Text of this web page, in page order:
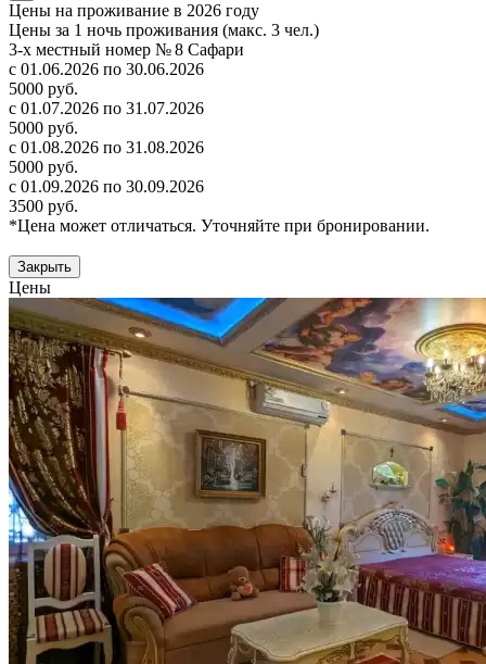
Цены на проживание в 2026 году
Цены за 1 ночь проживания (макс. 3 чел.)
3-х местный номер № 8 Сафари
с 01.06.2026 по 30.06.2026
5000 руб.
с 01.07.2026 по 31.07.2026
5000 руб.
с 01.08.2026 по 31.08.2026
5000 руб.
с 01.09.2026 по 30.09.2026
3500 руб.
*Цена может отличаться. Уточняйте при бронировании.
Закрыть
Цены